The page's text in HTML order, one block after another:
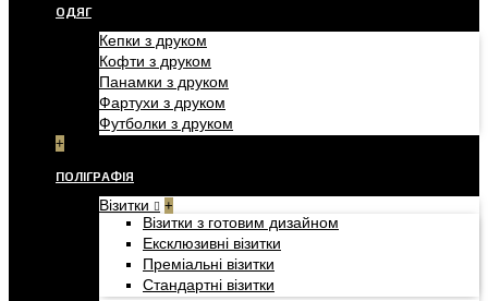
ОДЯГ
Кепки з друком
Кофти з друком
Панамки з друком
Фартухи з друком
Футболки з друком
+
ПОЛІГРАФІЯ
Візитки +
Візитки з готовим дизайном
Ексклюзивні візитки
Преміальні візитки
Стандартні візитки